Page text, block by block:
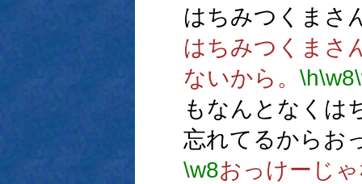
はちみつくまさ
はちみつくまさ
ないから。 \h\w8
もなんとなくは
忘れてるからお
\w8おっけーじ